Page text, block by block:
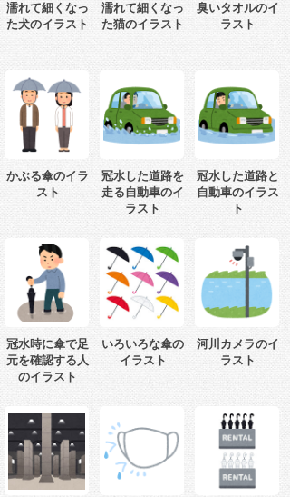
濡れて細くなっ
た犬のイラスト
濡れて細くなっ
た猫のイラスト
臭いタオルのイ
ラスト
かぶる傘のイラ
スト
冠水した道路を
走る自動車のイ
ラスト
冠水した道路と
自動車のイラス
ト
冠水時に傘で足
元を確認する人
のイラスト
いろいろな傘の
イラスト
河川カメラのイ
ラスト